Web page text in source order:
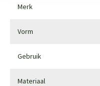
Merk
Vorm
Gebruik
Materiaal